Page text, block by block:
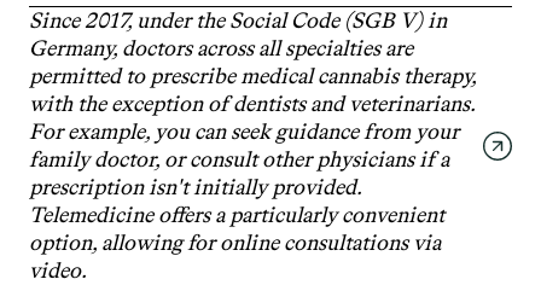
Since 2017, under the Social Code (SGB V) in
Germany, doctors across all specialties are
permitted to prescribe medical cannabis therapy,
with the exception of dentists and veterinarians.
For example, you can seek guidance from your
family doctor, or consult other physicians if a
prescription isn't initially provided.
Telemedicine offers a particularly convenient
option, allowing for online consultations via
video.